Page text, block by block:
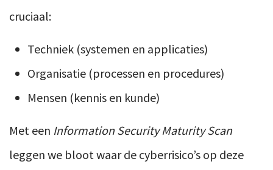
cruciaal:
Techniek (systemen en applicaties)
Organisatie (processen en procedures)
Mensen (kennis en kunde)
Met een Information Security Maturity Scan
leggen we bloot waar de cyberrisico’s op deze